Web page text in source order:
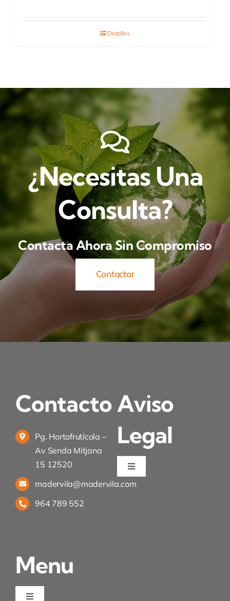
Detalles
¿Necesitas Una
Consulta?
Contacta Ahora Sin Compromiso
Contactar
Contacto
Pg. Hortofrutícola –
Av Senda Mitjana
15 12520
madervila@madervila.com
964 789 552
Aviso
Legal
Toggle
Navigation
Política de privacidad
Ley de cookies
Desistimiento
Menu